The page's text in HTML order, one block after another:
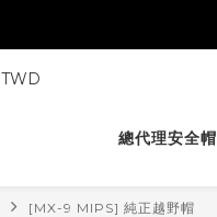
TWD
總代理安全帽
[MX-9 MIPS] 純正越野帽